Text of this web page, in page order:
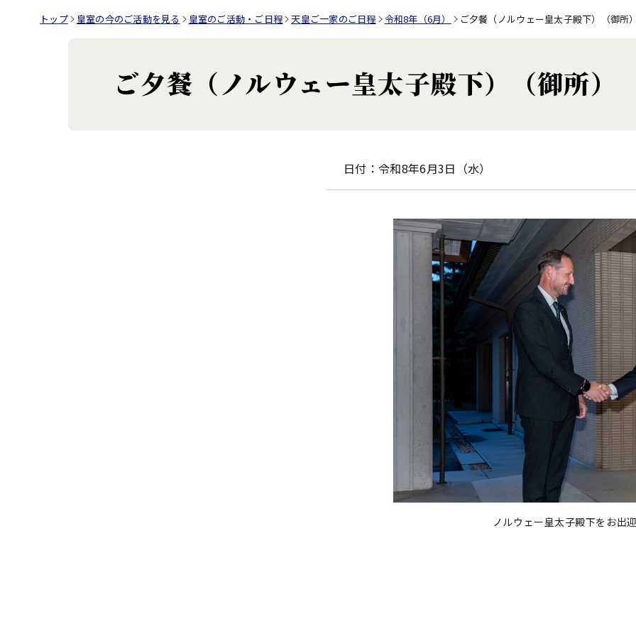
トップ 皇室の今のご活動を見る 皇室のご活動・ご日程 天皇ご一家のご日程 令和8年（6月） ご夕餐（ノルウェー皇太子殿下）（御所
ご夕餐（ノルウェー皇太子殿下）（御所）
日付：令和8年6月3日（水）
ノルウェー皇太子殿下をお出